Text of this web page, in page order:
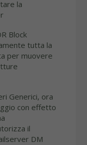
la
Block
tutta la
per muovere
Generici, ora
con effetto
il
DM